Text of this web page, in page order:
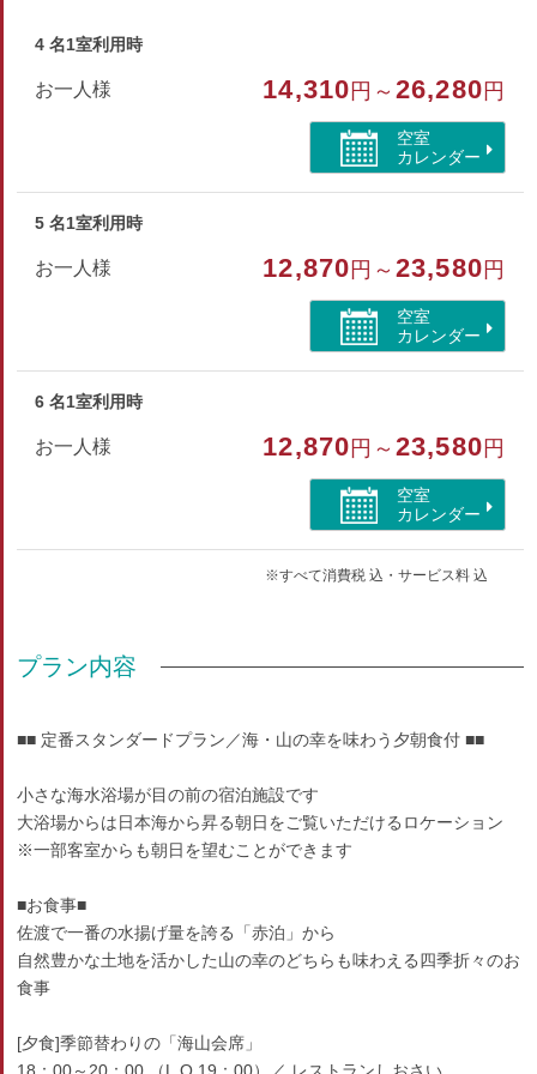
■設備
パスワードはフロントにてご確認ください
バス/トイレ/禁煙/インターネットができる部屋/洗浄機
4 名1室利用時
お一人様 14,310 円～26,280 円
空室
カレンダー
5 名1室利用時
お一人様 12,870 円～23,580 円
空室
カレンダー
6 名1室利用時
お一人様 12,870 円～23,580 円
空室
カレンダー
※すべて消費税 込・サービス料 込
プラン内容
■■ 定番スタンダードプラン／海・山の幸を味わう夕朝食付 ■■
小さな海水浴場が目の前の宿泊施設です
大浴場からは日本海から昇る朝日をご覧いただけるロケーション
※一部客室からも朝日を望むことができます
■お食事■
佐渡で一番の水揚げ量を誇る「赤泊」から
自然豊かな土地を活かした山の幸のどちらも味わえる四季折々のお
食事
[夕食]季節替わりの「海山会席」